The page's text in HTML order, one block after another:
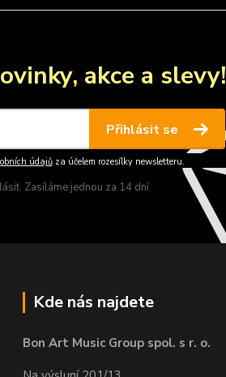
akce a slevy!
Přihlásit se
údajůza účelem rozesílky newsletteru.
Zasíláme jednou za 14 dní.
Kde nás najdete
Bon Art Music Group spol. s r. o.